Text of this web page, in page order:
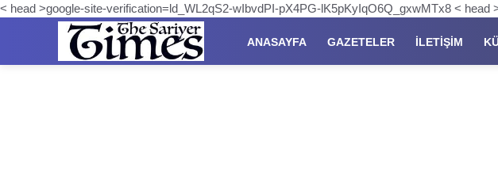
< head >google-site-verification=ld_WL2qS2-wIbvdPI-pX4PG-lK5pKyIqO6Q_gxwMTx8 < head
ANASAYFA GAZETELER İLETIŞIM